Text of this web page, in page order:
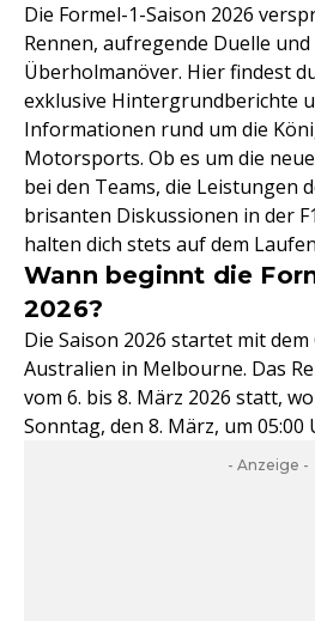
Die Formel-1-Saison 2026
Rennen, aufregende Duelle
Überholmanöver. Hier findest
exklusive Hintergrundberichte
Informationen rund um die
Motorsports. Ob es um die
bei den Teams, die Leistungen
brisanten Diskussionen in der
halten dich stets auf dem
Wann beginnt die
2026?
Die Saison 2026 startet mit
Australien in Melbourne. Das
vom 6. bis 8. März 2026 statt,
Sonntag, den 8. März, um 05:00
- Anzeige -